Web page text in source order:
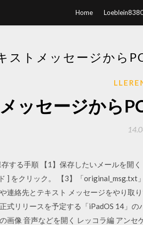
Home
ストメッセージから
ッセージから
する手順 【1】保存したいメールを開
] をクリック。 【3】「
連絡先とテキスト メッセージをやり取
式リリースを予定する「iPadOS 14」
画像 音声などを開く レッコラ編 アン